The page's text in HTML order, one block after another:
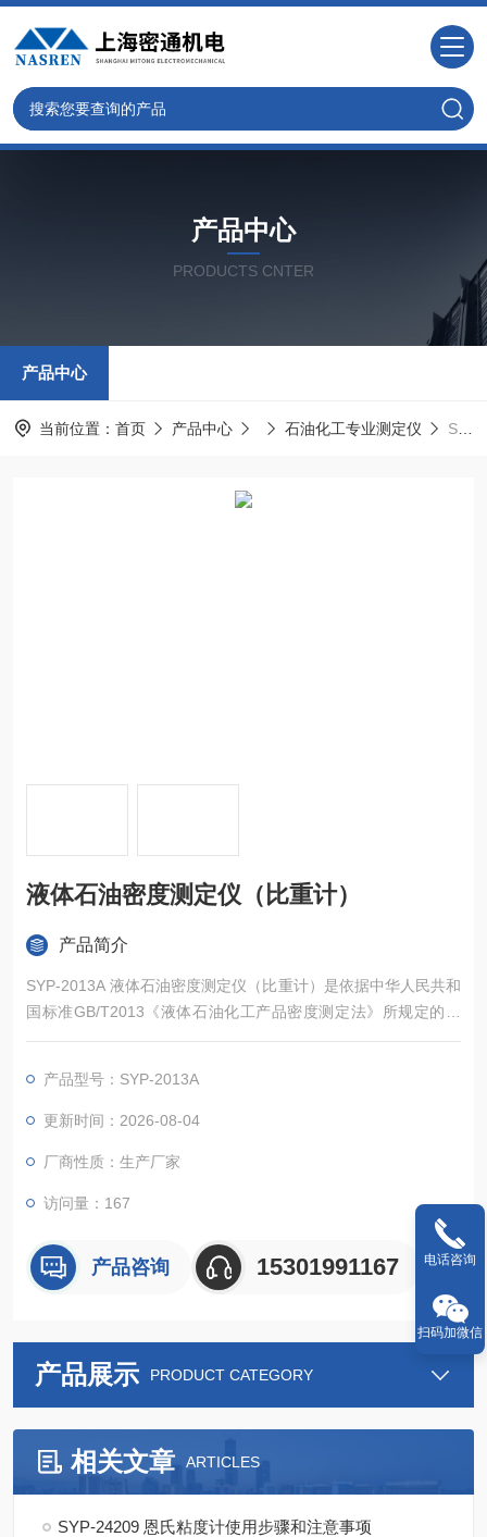
产品中心
PRODUCTS CNTER
产品中心
当前位置： 首页 产品中心 石油化工专业测定仪 SYP-2013A液体石油密度测定仪（比重计）
液体石油密度测定仪（比重计）
产品简介
SYP-2013A 液体石油密度测定仪（比重计）是依据中华人民共和
国标准GB/T2013《液体石油化工产品密度测定法》所规定的要
求设计制造的，是本公司新研制的液体石油化工产品密度试验
是：配以500ml试管，可节约试样50%；采用轻触键和液晶显示
屏，凸显仪器技术*和高档；全喷塑处理。
产品型号：SYP-2013A
更新时间：2026-08-04
厂商性质：生产厂家
访问量：167
产品咨询 15301991167
产品展示 PRODUCT CATEGORY
相关文章 ARTICLES
SYP-24209 恩氏粘度计使用步骤和注意事项
电话咨询
扫码加微信